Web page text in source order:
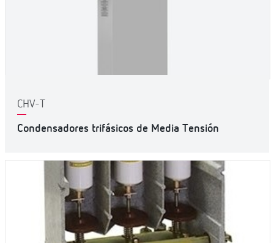
CHV-T
Condensadores trifásicos de Media Tensión